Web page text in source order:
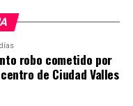
robo cometido por
de Ciudad Valles